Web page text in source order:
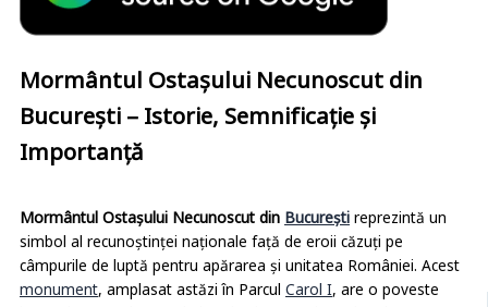
Mormântul Ostașului Necunoscut din
București – Istorie, Semnificație și
Importanță
Mormântul Ostașului Necunoscut din București reprezintă un
simbol al recunoștinței naționale față de eroii căzuți pe
câmpurile de luptă pentru apărarea și unitatea României. Acest
monument, amplasat astăzi în Parcul Carol I, are o poveste